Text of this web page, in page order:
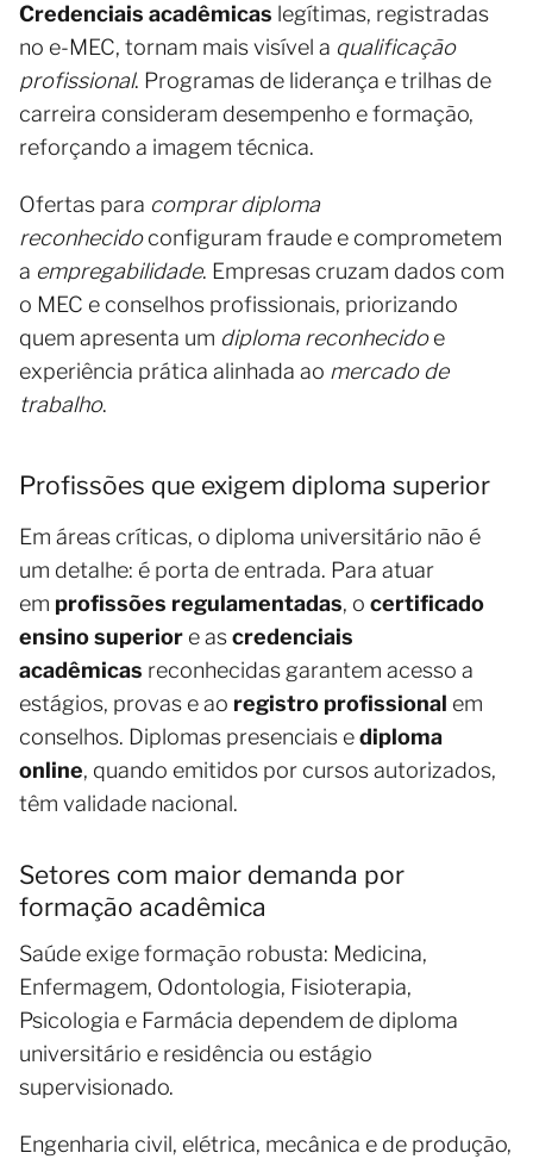
Credenciais acadêmicas legítimas, registradas
no e-MEC, tornam mais visível a qualificação
profissional. Programas de liderança e trilhas de
carreira consideram desempenho e formação,
reforçando a imagem técnica.
Ofertas para comprar diploma
reconhecidoconfiguram fraude e comprometem
a empregabilidade. Empresas cruzam dados com
o MEC e conselhos profissionais, priorizando
quem apresenta um diploma reconhecidoe
experiência prática alinhada ao mercado de
trabalho.
Profissões que exigem diploma superior
Em áreas críticas, o diploma universitário não é
um detalhe: é porta de entrada. Para atuar
em profissões regulamentadas, o certificado
ensino superior e ascredenciais
acadêmicas reconhecidas garantem acesso a
estágios, provas e ao registro profissional em
conselhos. Diplomas presenciais ediploma
online, quando emitidos por cursos autorizados,
têm validade nacional.
Setores com maior demanda por
formação acadêmica
Saúde exige formação robusta: Medicina,
Enfermagem, Odontologia, Fisioterapia,
Psicologia e Farmácia dependem de diploma
universitário e residência ou estágio
supervisionado.
Engenharia civil, elétrica, mecânica e de produção,